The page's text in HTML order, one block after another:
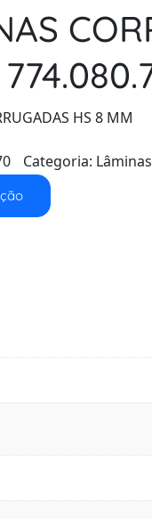
HS 8 MM
Categoria: